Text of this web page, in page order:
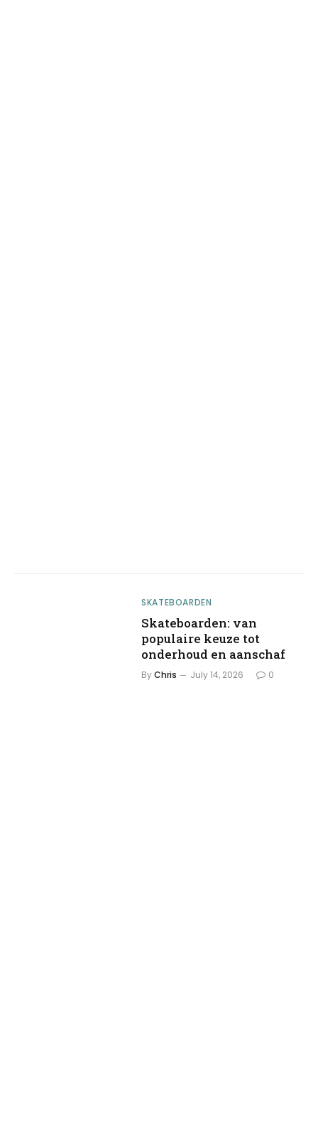
SKATEBOARDEN
Skateboarden: van
populaire keuze tot
onderhoud en aanschaf
ByChris July 14, 2026 0